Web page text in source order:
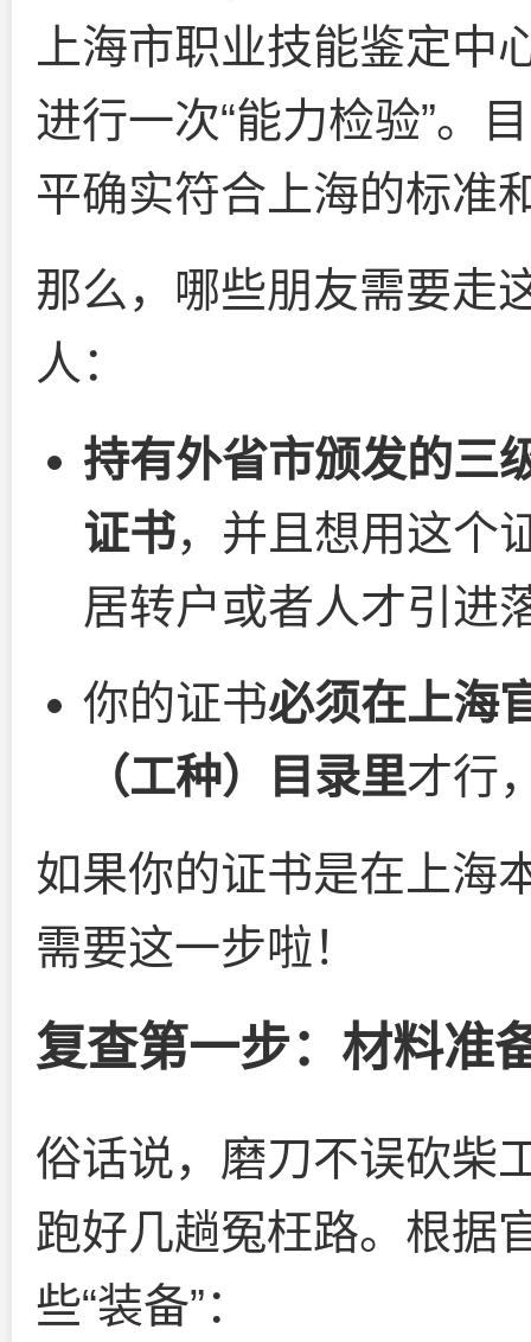
上海市职业技能鉴定中
进行一次“能力检验”。
平确实符合上海的标准
那么，哪些朋友需要走
人：
持有外省市颁发的三
证书，并且想用这个
居转户或者人才引进
你的证书必须在上海
（工种）目录里才行
如果你的证书是在上海
需要这一步啦！
复查第一步：材料准
俗话说，磨刀不误砍柴
跑好几趟冤枉路。根据
些“装备”：